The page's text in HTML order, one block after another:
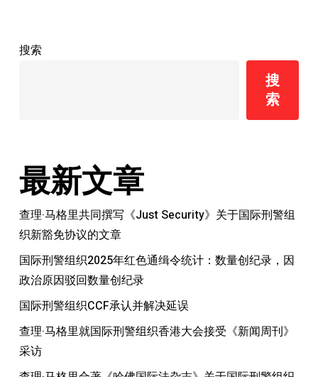
改
变
搜索
搜
索
最新文章
查理·马格里共同撰写《Just Security》关于国际刑警组
织新豁免协议的文章
国际刑警组织2025年红色通缉令统计：数量创纪录，因
政治原因驳回数量创纪录
国际刑警组织CCF承认并解决延误
查理·马格里就国际刑警组织香港大会接受《新闻周刊》
采访